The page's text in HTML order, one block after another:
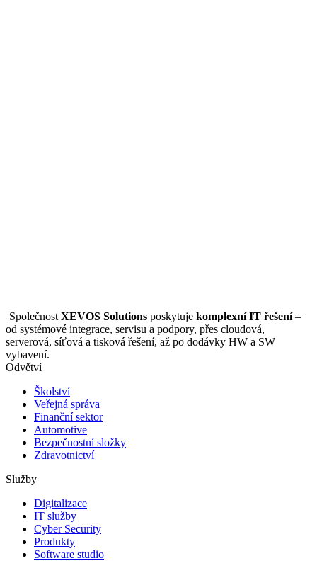
Společnost XEVOS Solutions poskytuje komplexní IT řešení–
od systémové integrace, servisu a podpory, přes cloudová,
serverová, síťová a tisková řešení, až po dodávky HW a SW
vybavení.
Odvětví
Školství
Veřejná správa
Finanční sektor
Automotive
Bezpečnostní složky
Zdravotnictví
Služby
Digitalizace
IT služby
Cyber Security
Produkty
Software studio